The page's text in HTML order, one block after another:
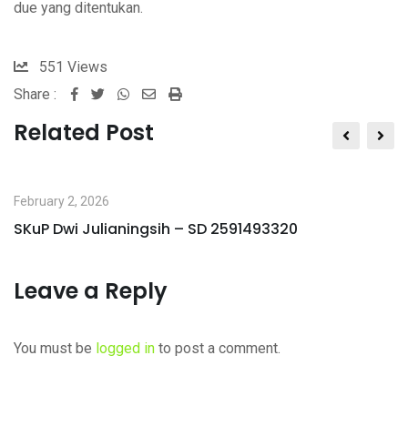
due yang ditentukan.
551 Views
Share :
Whatsapp
SharePrint
Related Post
February 2, 2026
SKuP Dwi Julianingsih – SD 2591493320
Leave a Reply
You must be logged in to post a comment.